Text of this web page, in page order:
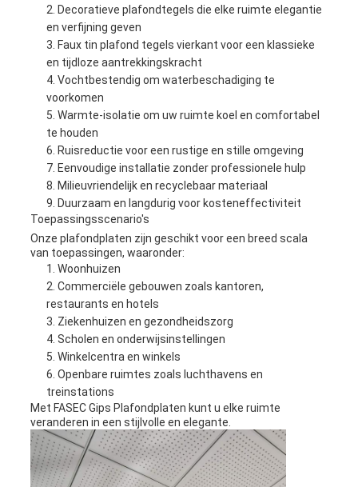
Decoratieve plafondtegels die elke ruimte elegantie
en verfijning geven
Faux tin plafond tegels vierkant voor een klassieke
en tijdloze aantrekkingskracht
Vochtbestendig om waterbeschadiging te
voorkomen
Warmte-isolatie om uw ruimte koel en comfortabel
te houden
Ruisreductie voor een rustige en stille omgeving
Eenvoudige installatie zonder professionele hulp
Milieuvriendelijk en recyclebaar materiaal
Duurzaam en langdurig voor kosteneffectiviteit
Toepassingsscenario's
Onze plafondplaten zijn geschikt voor een breed scala
van toepassingen, waaronder:
Woonhuizen
Commerciële gebouwen zoals kantoren,
restaurants en hotels
Ziekenhuizen en gezondheidszorg
Scholen en onderwijsinstellingen
Winkelcentra en winkels
Openbare ruimtes zoals luchthavens en
treinstations
Met FASEC Gips Plafondplaten kunt u elke ruimte
veranderen in een stijlvolle en elegante.